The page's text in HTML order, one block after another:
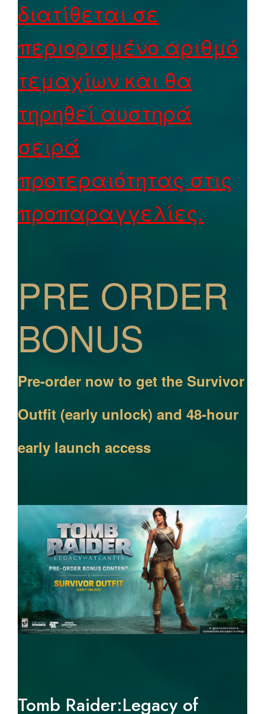
διατίθεται σε
περιορισμένο αριθμό
τεμαχίων και θα
τηρηθεί αυστηρά
σειρά
προτεραιότητας στις
προπαραγγελίες.
PRE ORDER
BONUS
Pre-order now to get the Survivor
Outfit (early unlock) and 48-hour
early launch access
Tomb Raider:Legacy of